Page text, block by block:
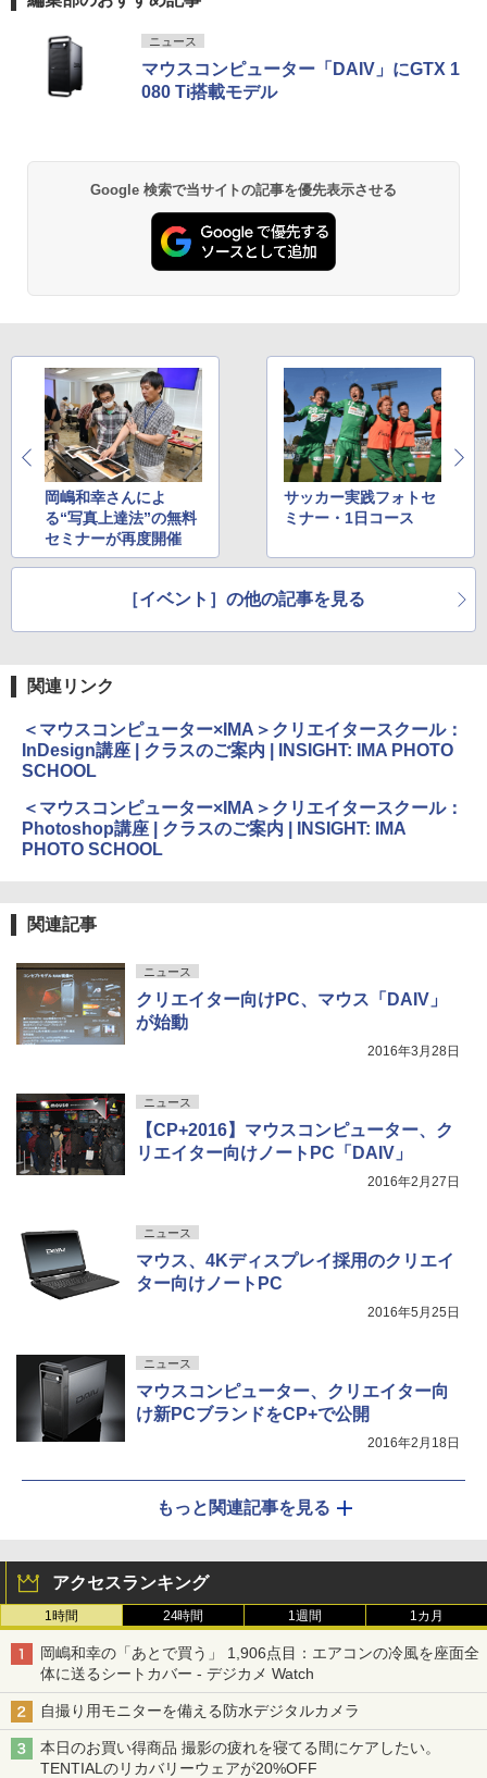
ニュース
マウスコンピューター「DAIV」にGTX 1
080 Ti搭載モデル
Google 検索で当サイトの記事を優先表示させる
岡嶋和幸さんによ
る“写真上達法”の無料
セミナーが再度開催
サッカー実践フォトセ
ミナー・1日コース
［イベント］の他の記事を見る
関連リンク
＜マウスコンピューター×IMA＞クリエイタースクール：
InDesign講座 | クラスのご案内 | INSIGHT: IMA PHOTO
SCHOOL
＜マウスコンピューター×IMA＞クリエイタースクール：
Photoshop講座 | クラスのご案内 | INSIGHT: IMA
PHOTO SCHOOL
関連記事
ニュース
クリエイター向けPC、マウス「DAIV」
が始動
2016年3月28日
ニュース
【CP+2016】マウスコンピューター、ク
リエイター向けノートPC「DAIV」
2016年2月27日
ニュース
マウス、4Kディスプレイ採用のクリエイ
ター向けノートPC
2016年5月25日
ニュース
マウスコンピューター、クリエイター向
け新PCブランドをCP+で公開
2016年2月18日
もっと関連記事を見る
アクセスランキング
1時間 24時間 1週間 1カ月
岡嶋和幸の「あとで買う」 1,906点目：エアコンの冷風を座面全
体に送るシートカバー - デジカメ Watch
自撮り用モニターを備える防水デジタルカメラ
本日のお買い得商品 撮影の疲れを寝てる間にケアしたい。
TENTIALのリカバリーウェアが20%OFF